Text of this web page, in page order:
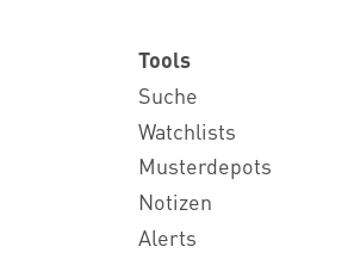
Tools
Suche
Watchlists
Musterdepots
Notizen
Alerts